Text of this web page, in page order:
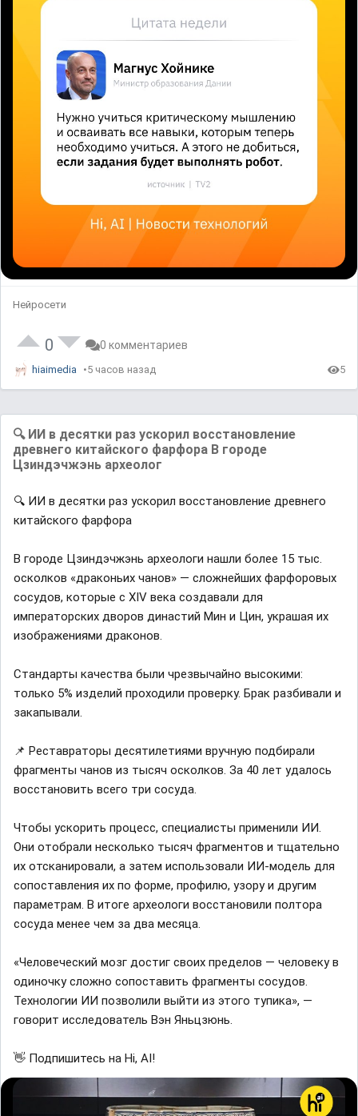
Нейросети
0 0 комментариев
hiaimedia 5 часов назад 5
🔍 ИИ в десятки раз ускорил восстановление
древнего китайского фарфора В городе
Цзиндэчжэнь археолог
🔍 ИИ в десятки раз ускорил восстановление древнего
китайского фарфора
В городе Цзиндэчжэнь археологи нашли более 15 тыс.
осколков «драконьих чанов» — сложнейших фарфоровых
сосудов, которые с XIV века создавали для
императорских дворов династий Мин и Цин, украшая их
изображениями драконов.
Стандарты качества были чрезвычайно высокими:
только 5% изделий проходили проверку. Брак разбивали и
закапывали.
📌 Реставраторы десятилетиями вручную подбирали
фрагменты чанов из тысяч осколков. За 40 лет удалось
восстановить всего три сосуда.
Чтобы ускорить процесс, специалисты применили ИИ.
Они отобрали несколько тысяч фрагментов и тщательно
их отсканировали, а затем использовали ИИ-модель для
сопоставления их по форме, профилю, узору и другим
параметрам. В итоге археологи восстановили полтора
сосуда менее чем за два месяца.
«Человеческий мозг достиг своих пределов — человеку в
одиночку сложно сопоставить фрагменты сосудов.
Технологии ИИ позволили выйти из этого тупика», —
говорит исследователь Вэн Яньцзюнь.
👋 Подпишитесь на Hi, AI!